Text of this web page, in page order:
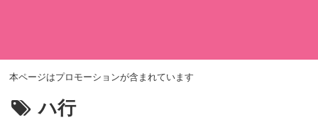
本ページはプロモーションが含まれています
ハ行